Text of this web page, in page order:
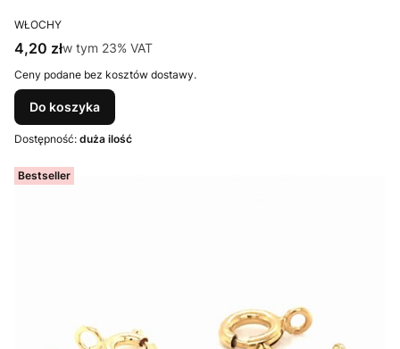
PRODUCENT
WŁOCHY
Cena brutto
4,20 złw tym %s VAT
w tym 23% VAT
Ceny podane bez kosztów dostawy.
Do koszyka
Dostępność: duża ilość
Bestseller